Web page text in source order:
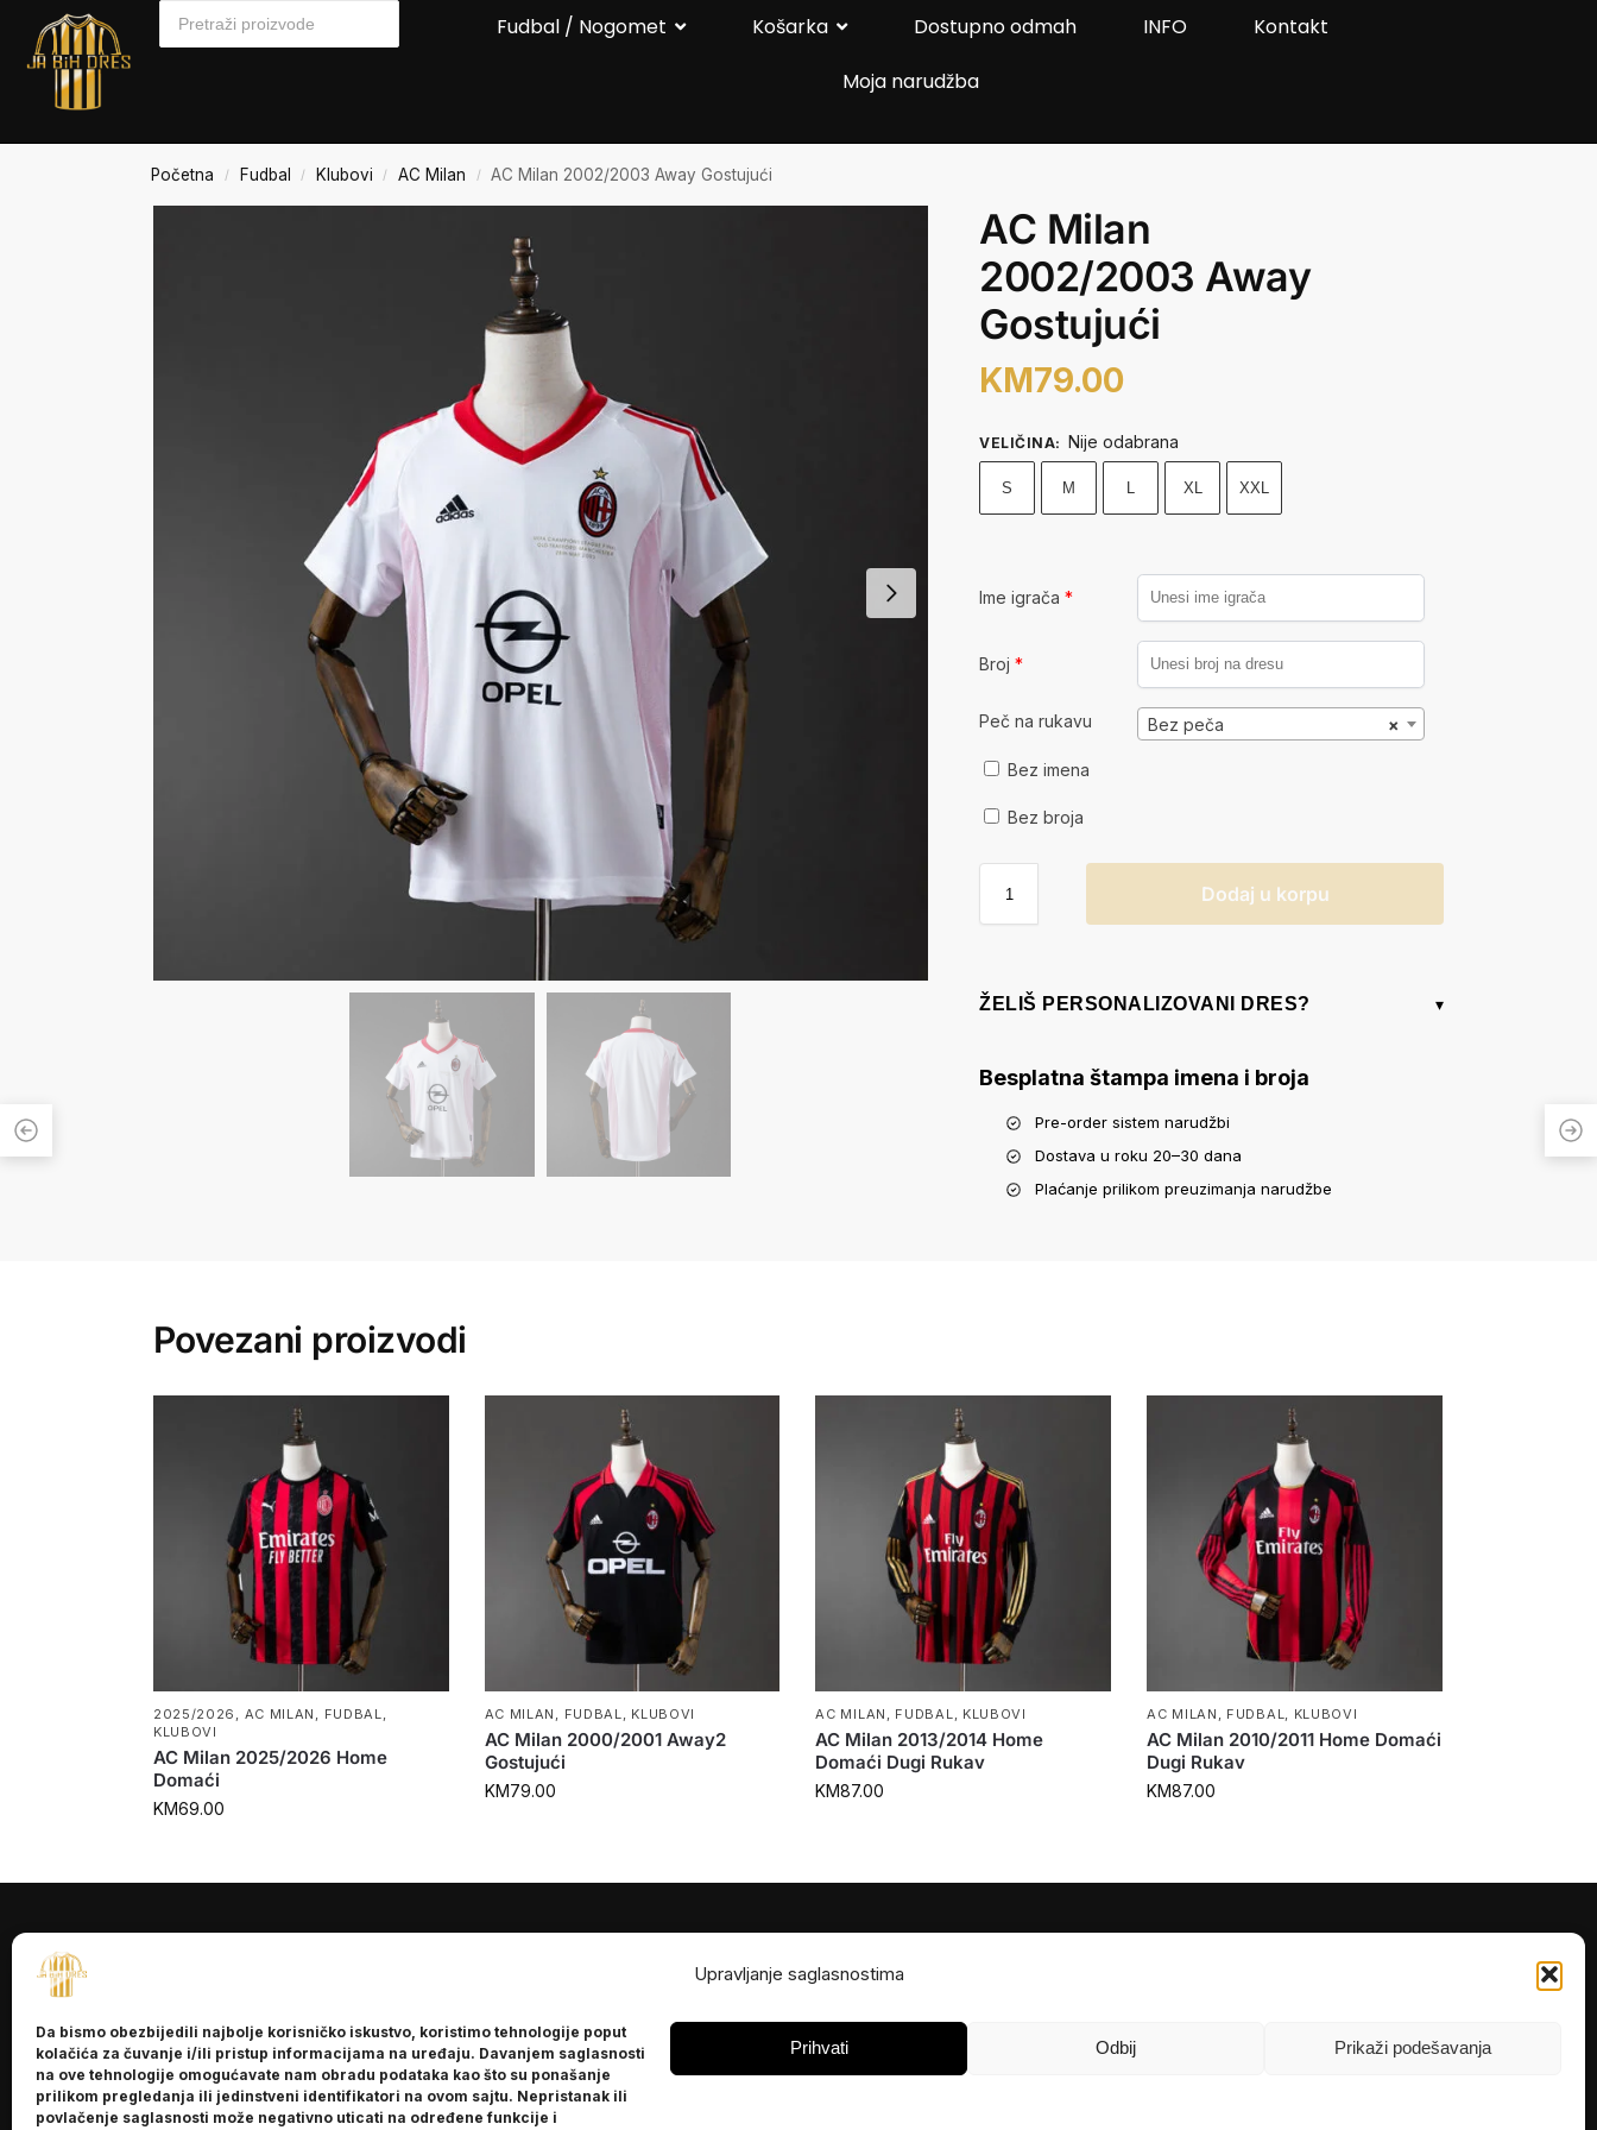
Upravljanje saglasnostima
Da bismo obezbijedili najbolje korisničko iskustvo, koristimo tehnologije poput
kolačića za čuvanje i/ili pristup informacijama na uređaju. Davanjem saglasnosti
na ove tehnologije omogućavate nam obradu podataka kao što su ponašanje
prilikom pregledanja ili jedinstveni identifikatori na ovom sajtu. Nepristanak ili
povlačenje saglasnosti može negativno uticati na određene funkcije i
Prihvati Odbij Prikaži podešavanja
Fudbal / Nogomet Košarka Dostupno odmah INFO
Kontakt
Moja narudžba
Početna / Fudbal / Klubovi / AC Milan / AC Milan 2002/2003 Away Gostujući
AC Milan
2002/2003 Away
Gostujući
KM79.00
VELIČINA: Nije odabrana
S M L XL XXL
Ime igrača*
Broj*
Peč na rukavu ×
Bez peča
Bez imena
Bez broja
Dodaj u korpu
ŽELIŠ PERSONALIZOVANI DRES? ▾
Besplatna štampa imena i broja
Pre-order sistem narudžbi
Dostava u roku 20–30 dana
Plaćanje prilikom preuzimanja narudžbe
Povezani proizvodi
2025/2026 AC MILAN FUDBAL
KLUBOVI
AC Milan 2025/2026 Home
Domaći
KM69.00
AC MILAN FUDBAL KLUBOVI
AC Milan 2000/2001 Away2
Gostujući
KM79.00
AC MILAN FUDBAL KLUBOVI
AC Milan 2013/2014 Home
Domaći Dugi Rukav
KM87.00
AC MILAN FUDBAL KLUBOVI
AC Milan 2010/2011 Home Domaći
Dugi Rukav
KM87.00
Kontakt
POMOĆ
Politika privatnosti